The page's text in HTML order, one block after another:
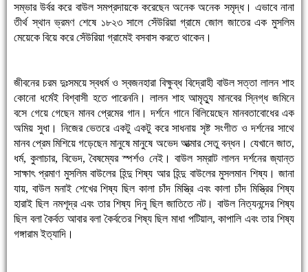
সম্ভার উর্বর করে বাউল সমপ্রদায়কে করেছেন অনেক অনেক সমৃদ্ধ। এভাবে নানা
তীর্থ স্থান ভ্রমণ শেষে ১৮২৩ সালে সেঁউরিয়া গ্রামে জোল জাতের এক মুসলিম
মেয়েকে বিয়ে করে সেঁউরিয়া গ্রামেই বসবাস করতে থাকেন।
জীবনের চরম দুঃসময়ে স্বধর্ম ও স্বজনহারা বিক্ষুব্ধ বিদ্রোহী বাউল সত্তা লালন শাহ
কোনো ধর্মেই বিশ্বাসী হতে পারেননি। লালন শাহ আমৃত্যু মানবের স্নিগ্ধ জমিনে
বসে গেয়ে গেছেন মানব প্রেমের গান। দর্শনে গানে বিলিয়েছেন মানবতাবোধের এক
অমিয় সুধা। নিজের ভেতরে একটু একটু করে সাধনায় সৃষ্ট সংগীত ও দর্শনের সাথে
মানব প্রেম মিশিয়ে গড়েছেন মানুষে মানুষে অভেদ আত্মার সেতু বন্ধন। যেখানে জাত,
ধর্ম, কুলাচার, বিভেদ, বৈষম্যের স্পর্শও নেই। বাউল সম্রাট লালন দর্শনের জ্যান্ত
সাক্ষাৎ প্রমাণ মুসলিম বাউলের হিন্দু শিষ্য আর হিন্দু বাউলের মুসলমান শিষ্য। জানা
যায়, বাউল মনাই শেখের শিষ্য ছিল কালা চাঁদ মিস্ত্রি এবং কালা চাঁদ মিস্ত্রির শিষ্য
হারাই ছিল নমশূদ্র এবং তার শিষ্য দিনু ছিল জাতিতে নট। বাউল নিত্যনন্দের শিষ্য
ছিল বলা কৈর্বত আবার বলা কৈর্বতের শিষ্য ছিল মাধা পটিয়াল, কাপালি এবং তার শিষ্য
গঙ্গারাম ইত্যাদি।